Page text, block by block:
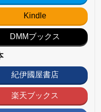
Kindle
DMMブックス
紀伊國屋書店
楽天ブックス